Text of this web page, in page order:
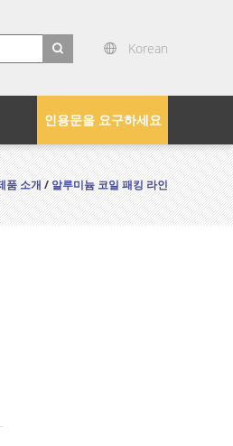
Korean
인용문을 요구하세요
품 소개/알루미늄 코일 패킹 라인